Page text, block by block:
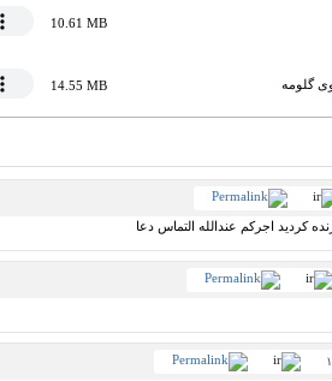
10.61 MB
گلومه 14.55 MB
کردید اجرکم عندالله التماس دعا